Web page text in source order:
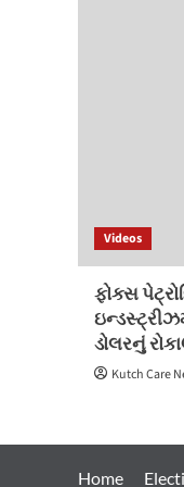
Videos
ફોક્સ
ડોલરનું
Kutch Care
Home